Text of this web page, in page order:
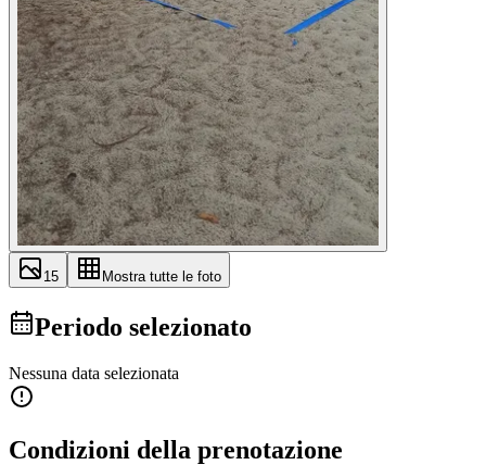
15 Mostra tutte le foto
Periodo selezionato
Nessuna data selezionata
Condizioni della prenotazione